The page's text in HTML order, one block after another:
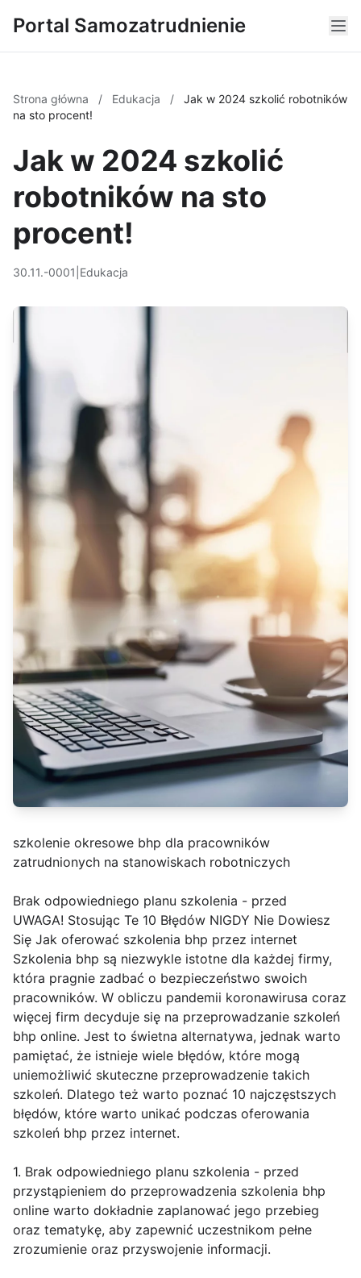
Portal Samozatrudnienie
Strona główna / Edukacja /
Jak w 2024 szkolić robotników
na sto procent!
Jak w 2024 szkolić
robotników na sto
procent!
30.11.-0001 Edukacja
szkolenie okresowe bhp dla pracowników
zatrudnionych na stanowiskach robotniczych
Brak odpowiedniego planu szkolenia - przed
UWAGA! Stosując Te 10 Błędów NIGDY Nie Dowiesz
Się Jak oferować szkolenia bhp przez internet
Szkolenia bhp są niezwykle istotne dla każdej firmy,
która pragnie zadbać o bezpieczeństwo swoich
pracowników. W obliczu pandemii koronawirusa coraz
więcej firm decyduje się na przeprowadzanie szkoleń
bhp online. Jest to świetna alternatywa, jednak warto
pamiętać, że istnieje wiele błędów, które mogą
uniemożliwić skuteczne przeprowadzenie takich
szkoleń. Dlatego też warto poznać 10 najczęstszych
błędów, które warto unikać podczas oferowania
szkoleń bhp przez internet.
1. Brak odpowiedniego planu szkolenia - przed
przystąpieniem do przeprowadzenia szkolenia bhp
online warto dokładnie zaplanować jego przebieg
oraz tematykę, aby zapewnić uczestnikom pełne
zrozumienie oraz przyswojenie informacji.